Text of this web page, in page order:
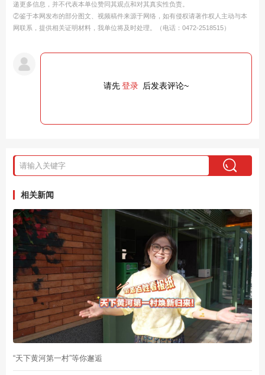
递更多信息，并不代表本单位赞同其观点和对其真实性负责。
②鉴于本网发布的部分图文、视频稿件来源于网络，如有侵权请著作权人主动与本
网联系，提供相关证明材料，我单位将及时处理。（电话：0472-2518515）
请先登录 后发表评论~
相关新闻
“天下黄河第一村”等你邂逅